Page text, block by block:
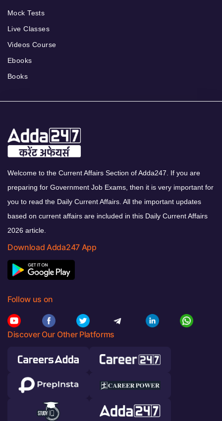
Mock Tests
Live Classes
Videos Course
Ebooks
Books
Welcome to the Current Affairs Section of Adda247. If you are
preparing for Government Job Exams, then it is very important for
you to read the Daily Current Affairs. All the important updates
based on current affairs are included in this Daily Current Affairs
2026 article.
Download Adda247 App
Follow us on
Discover Our Other Platforms